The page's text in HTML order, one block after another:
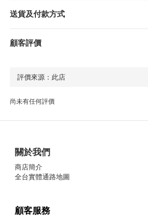
送貨及付款方式
顧客評價
尚未有任何評價
關於我們
商店簡介
全台實體通路地圖
顧客服務